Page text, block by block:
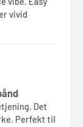
vivid
Det
Perfekt til